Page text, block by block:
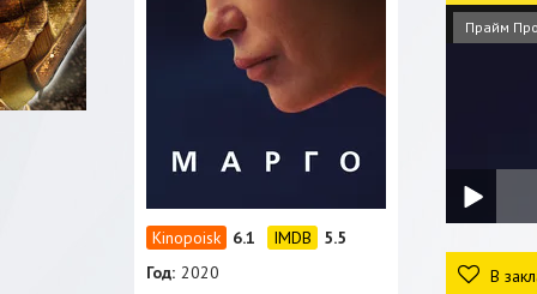
Прайм
В
6.1
5.5
Год: 2020